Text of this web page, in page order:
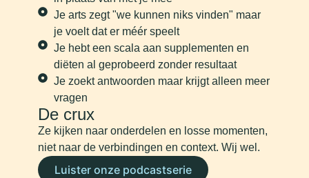
Je arts zegt "we kunnen niks vinden" maar
je voelt dat er méér speelt
Je hebt een scala aan supplementen en
diëten al geprobeerd zonder resultaat
Je zoekt antwoorden maar krijgt alleen meer
vragen
De crux
Ze kijken naar onderdelen en losse momenten,
niet naar de verbindingen en context. Wij wel.
Luister onze podcastserie